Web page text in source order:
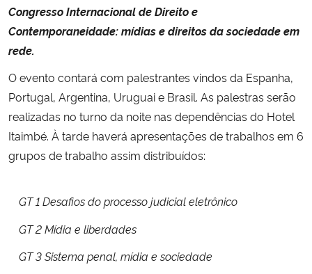
Ministério do Turismo
Ministério do Desenvolvimento Regional
Ministério da Mulher, da Família e dos Direitos Humanos
Secretaria-Geral
Secretaria de Governo
Gabinete de Segurança Institucional
Congresso Internacional de Direito e
Contemporaneidade: mídias e direitos da sociedade em
rede.
O evento contará com palestrantes vindos da Espanha,
Portugal, Argentina, Uruguai e Brasil. As palestras serão
realizadas no turno da noite nas dependências do Hotel
Itaimbé. À tarde haverá apresentações de trabalhos em 6
grupos de trabalho assim distribuídos:
GT 1 Desafios do processo judicial eletrônico
GT 2 Mídia e liberdades
GT 3 Sistema penal, mídia e sociedade